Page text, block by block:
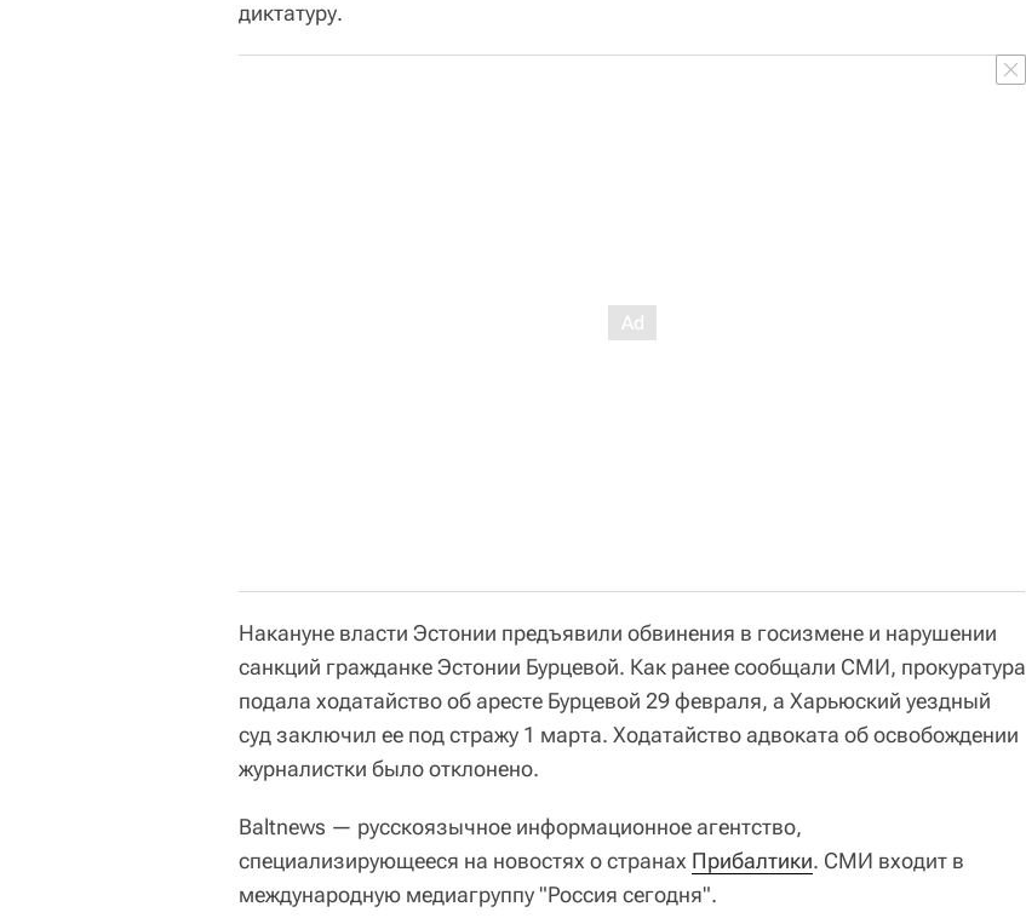
диктатуру.
Накануне власти Эстонии предъявили обвинения в госизмене и нарушении
санкций гражданке Эстонии Бурцевой. Как ранее сообщали СМИ, прокуратура
подала ходатайство об аресте Бурцевой 29 февраля, а Харьюский уездный
суд заключил ее под стражу 1 марта. Ходатайство адвоката об освобождении
журналистки было отклонено.
Baltnews — русскоязычное информационное агентство,
специализирующееся на новостях о странах Прибалтики. СМИ входит в
международную медиагруппу "Россия сегодня".